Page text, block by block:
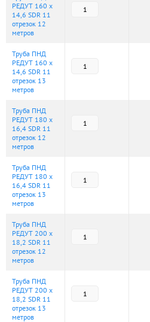
РЕДУТ 160 х
14,6 SDR 11
отрезок 12
метров
Труба ПНД
РЕДУТ 160 х
14,6 SDR 11
отрезок 13
метров
Труба ПНД
РЕДУТ 180 х
16,4 SDR 11
отрезок 12
метров
Труба ПНД
РЕДУТ 180 х
16,4 SDR 11
отрезок 13
метров
Труба ПНД
РЕДУТ 200 х
18,2 SDR 11
отрезок 12
метров
Труба ПНД
РЕДУТ 200 х
18,2 SDR 11
отрезок 13
метров